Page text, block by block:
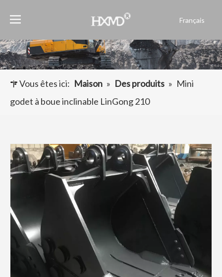
Français
العربية
Pусский
Vous êtes ici: Maison » Des produits » Mini
godet à boue inclinable LinGong 210